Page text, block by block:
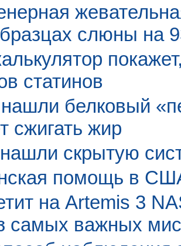
слюны на
статинов
белковый
сжигать жир
скрытую
помощь в
на Artemis 3
самых важных